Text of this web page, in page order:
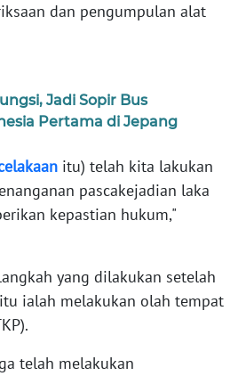
dan pengumpulan alat
Jadi Sopir Bus
Pertama di Jepang
itu) telah kita lakukan
pascakejadian laka
kepastian hukum,"
yang dilakukan setelah
ialah melakukan olah tempat
telah melakukan